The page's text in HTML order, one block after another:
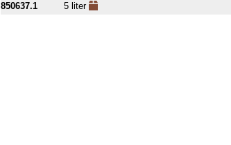
850637.1 5 liter